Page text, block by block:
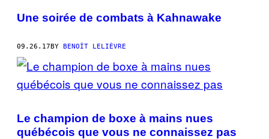
THIS
AUTHOR
Une soirée de combats à Kahnawake
09.26.17BY BENOÎT LELIÈVRE
Le champion de boxe à mains nues
québécois que vous ne connaissez pas